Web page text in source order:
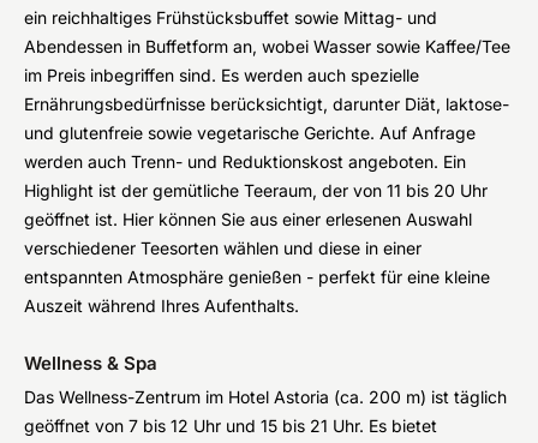
ein reichhaltiges Frühstücksbuffet sowie Mittag- und
Abendessen in Buffetform an, wobei Wasser sowie Kaffee/Tee
im Preis inbegriffen sind. Es werden auch spezielle
Ernährungsbedürfnisse berücksichtigt, darunter Diät, laktose-
und glutenfreie sowie vegetarische Gerichte. Auf Anfrage
werden auch Trenn- und Reduktionskost angeboten. Ein
Highlight ist der gemütliche Teeraum, der von 11 bis 20 Uhr
geöffnet ist. Hier können Sie aus einer erlesenen Auswahl
verschiedener Teesorten wählen und diese in einer
entspannten Atmosphäre genießen - perfekt für eine kleine
Auszeit während Ihres Aufenthalts.
Wellness & Spa
Das Wellness-Zentrum im Hotel Astoria (ca. 200 m) ist täglich
geöffnet von 7 bis 12 Uhr und 15 bis 21 Uhr. Es bietet